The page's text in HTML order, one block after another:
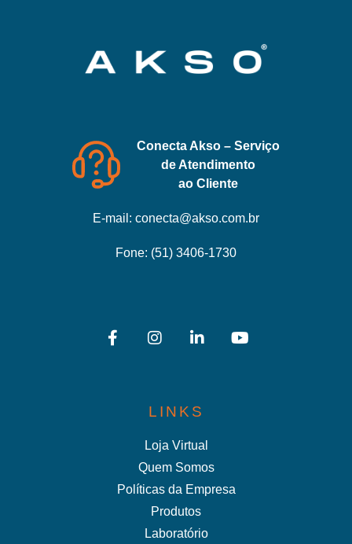
Conecta Akso – Serviço
de Atendimento
ao Cliente
E-mail: conecta@akso.com.br
Fone: (51) 3406-1730
LINKS
Loja Virtual
Quem Somos
Políticas da Empresa
Produtos
Laboratório